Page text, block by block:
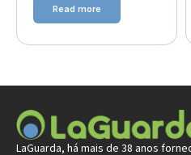
Read more
LaGuarda, há mais de 38 anos